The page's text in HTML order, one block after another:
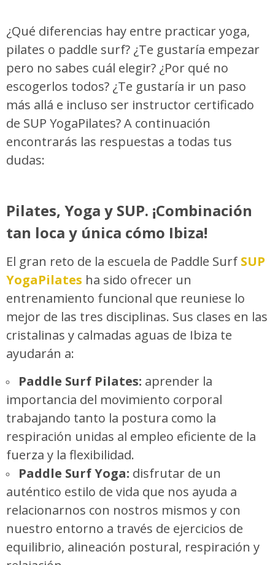
¿Qué diferencias hay entre practicar yoga,
pilates o paddle surf? ¿Te gustaría empezar
pero no sabes cuál elegir? ¿Por qué no
escogerlos todos? ¿Te gustaría ir un paso
más allá e incluso ser instructor certificado
de SUP YogaPilates? A continuación
encontrarás las respuestas a todas tus
dudas:
Pilates, Yoga y SUP. ¡Combinación
tan loca y única cómo Ibiza!
El gran reto de la escuela de Paddle Surf SUP
YogaPilates ha sido ofrecer un
entrenamiento funcional que reuniese lo
mejor de las tres disciplinas. Sus clases en las
cristalinas y calmadas aguas de Ibiza te
ayudarán a:
Paddle Surf Pilates: aprender la
importancia del movimiento corporal
trabajando tanto la postura como la
respiración unidas al empleo eficiente de la
fuerza y la flexibilidad.
Paddle Surf Yoga: disfrutar de un
auténtico estilo de vida que nos ayuda a
relacionarnos con nostros mismos y con
nuestro entorno a través de ejercicios de
equilibrio, alineación postural, respiración y